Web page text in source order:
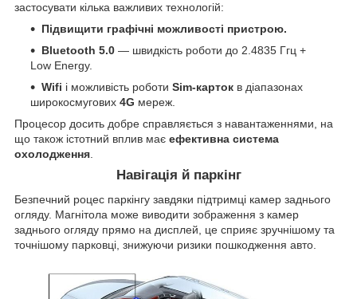
застосувати кілька важливих технологій:
Підвищити графічні можливості пристрою.
Bluetooth 5.0 — швидкість роботи до 2.4835 Ггц +
Low Energy.
Wifi і можливість роботи Sim-карток в діапазонах
широкосмугових 4G мереж.
Процесор досить добре справляється з навантаженнями, на
що також істотний вплив має ефективна система
охолодження.
Навігація й паркінг
Безпечний роцес паркінгу завдяки підтримці камер заднього
огляду. Магнітола може виводити зображення з камер
заднього огляду прямо на дисплей, це сприяє зручнішому та
точнішому парковці, знижуючи ризики пошкодження авто.